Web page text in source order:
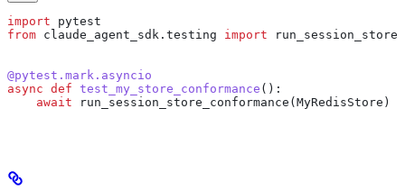
import pytest
from claude_agent_sdk.testing import
@pytest.mark.asyncio
async def test_my_store_conformance ():
    await
run_session_store_conformance(MyRedisStore)